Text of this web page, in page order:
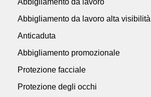
Abbigliamento da lavoro
Abbigliamento da lavoro alta visibilità
Anticaduta
Abbigliamento promozionale
Protezione facciale
Protezione degli occhi